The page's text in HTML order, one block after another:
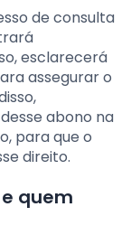
de consulta
esclarecerá
assegurar o
abono na
para que o
direito.
quem